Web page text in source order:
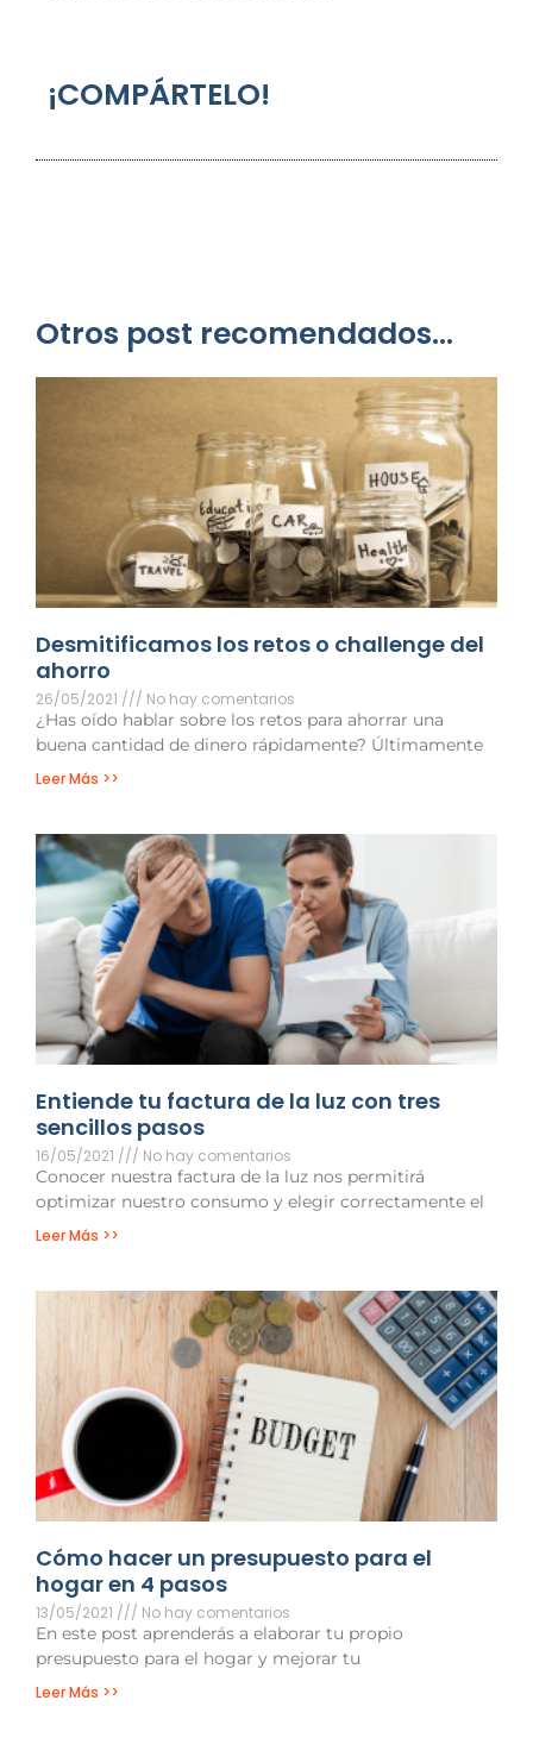
¡COMPÁRTELO!
Otros post recomendados...
Desmitificamos los retos o challenge del
ahorro
26/05/2021 No hay comentarios
¿Has oído hablar sobre los retos para ahorrar una
buena cantidad de dinero rápidamente? Últimamente
Leer Más >>
Entiende tu factura de la luz con tres
sencillos pasos
16/05/2021 No hay comentarios
Conocer nuestra factura de la luz nos permitirá
optimizar nuestro consumo y elegir correctamente el
Leer Más >>
Cómo hacer un presupuesto para el
hogar en 4 pasos
13/05/2021 No hay comentarios
En este post aprenderás a elaborar tu propio
presupuesto para el hogar y mejorar tu
Leer Más >>